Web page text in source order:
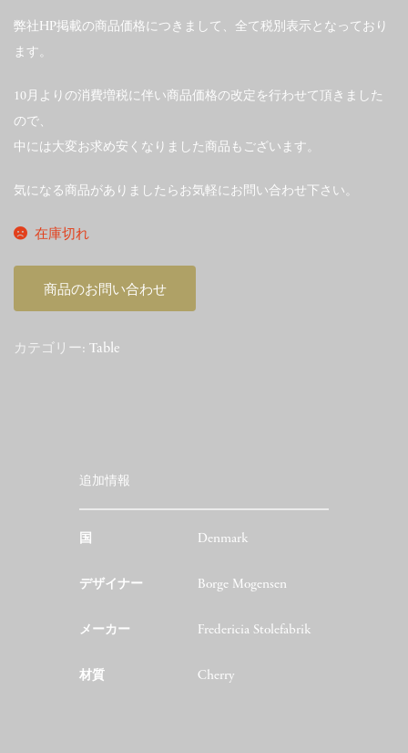
弊社HP掲載の商品価格につきまして、全て税別表示となっており
ます。
10月よりの消費増税に伴い商品価格の改定を行わせて頂きました
ので、
中には大変お求め安くなりました商品もございます。
気になる商品がありましたらお気軽にお問い合わせ下さい。
在庫切れ
商品のお問い合わせ
カテゴリー: Table
追加情報
国 Denmark
デザイナー Borge Mogensen
メーカー Fredericia Stolefabrik
材質 Cherry